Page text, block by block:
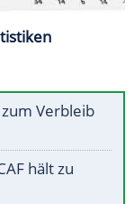
Verbleib
hält zu